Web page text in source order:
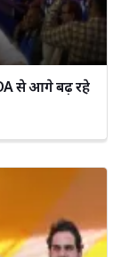
से आगे बढ़ रहे